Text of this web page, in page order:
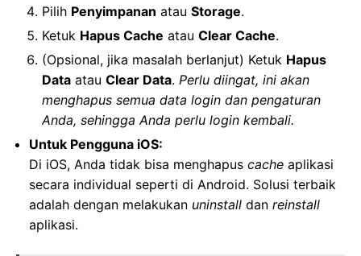
Pilih Penyimpanan atau Storage.
Ketuk Hapus Cache atau Clear Cache.
(Opsional, jika masalah berlanjut) Ketuk Hapus
Data atau Clear Data. Perlu diingat, ini akan
menghapus semua data login dan pengaturan
Anda, sehingga Anda perlu login kembali.
Untuk Pengguna iOS:
Di iOS, Anda tidak bisa menghapus cache aplikasi
secara individual seperti di Android. Solusi terbaik
adalah dengan melakukan uninstall dan reinstall
aplikasi.